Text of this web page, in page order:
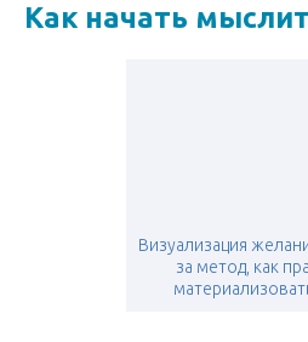
Как начать
Визуализация
за метод, как